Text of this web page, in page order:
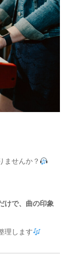
ませんか？
けで、曲の印象
理します